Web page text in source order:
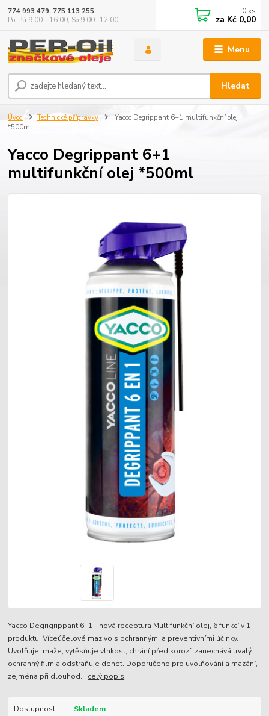
Menu
Hledat
774 993 479, 775 113 255
Po-Pá 9.00 - 16.00, So 9.00 -12.00
0 ks
za Kč 0,00
Úvod Technické přípravky
Yacco Degrippant 6+1 multifunkční olej
*500ml
Yacco Degrippant 6+1
multifunkční olej *500ml
Yacco Degrigrippant 6+1 - nová receptura Multifunkční olej, 6 funkcí v 1
produktu. Víceúčelové mazivo s ochrannými a preventivními účinky.
Uvolňuje, maže, vytěsňuje vlhkost, chrání před korozí, zanechává trvalý
ochranný film a odstraňuje dehet. Doporučeno pro uvolňování a mazání,
zejména při dlouhod... celý popis
Dostupnost
Skladem